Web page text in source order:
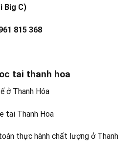
Big C)
815 368
tai thanh hoa
ở Thanh Hóa
tai Thanh Hoa
thực hành chất lượng ở Thanh